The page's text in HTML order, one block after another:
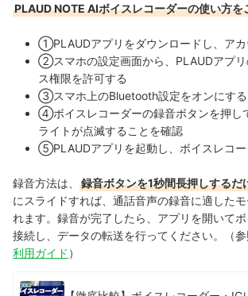
PLAUD NOTE AIボイスレコーダーの使い方を
①PLAUDアプリをダウンロードし、アカ
②スマホの設定画面から、PLAUDアプ
ス権限を許可する
③スマホ上のBluetooth設定をオンにする
④ボイスレコーダーの録音ボタンを押し
ライトが点滅することを確認
⑤PLAUDアプリを起動し、ボイスレコー
録音方法は、 録音ボタンを1秒間長押しするだ
にスライドすれば、通話音声の録音に適した
れます。録音が完了したら、アプリを開いて
接続し、データの転送を行ってください。
（
利用ガイド ）